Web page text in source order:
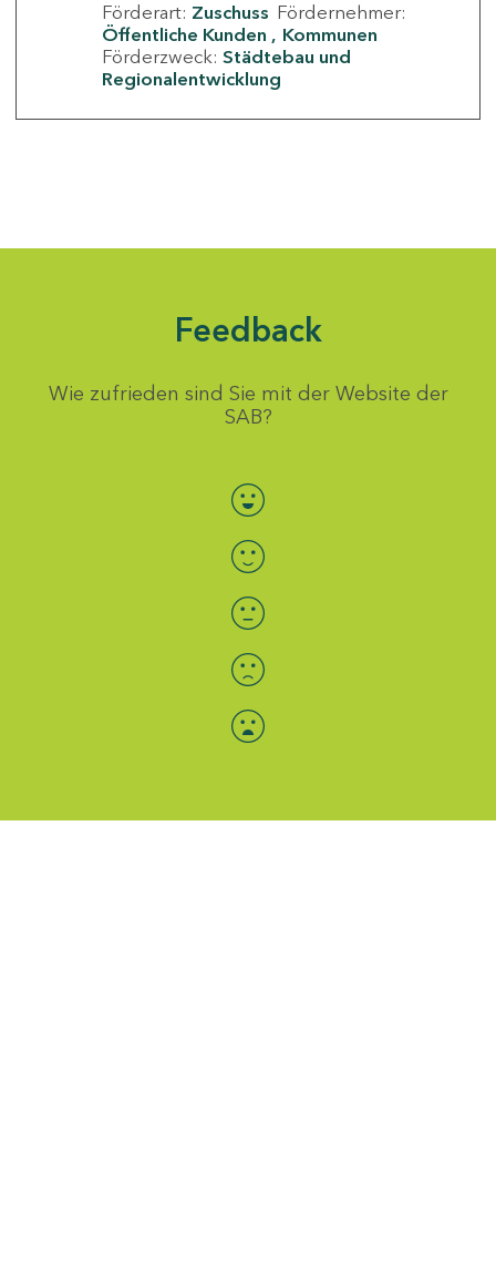
Förderart: Zuschuss Fördernehmer:
Öffentliche Kunden
Kommunen
Förderzweck: Städtebau und
Regionalentwicklung
Feedback
Wie zufrieden sind Sie mit der Website der
SAB?
Bewertung auswählen